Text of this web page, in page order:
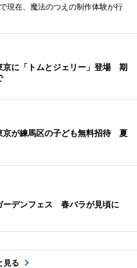
現在、魔法のつえの制作体験が行
京に「トムとジェリー」登場 期
京が練馬区の子ども無料招待 夏
ーデンフェス 春バラが見頃に
見る